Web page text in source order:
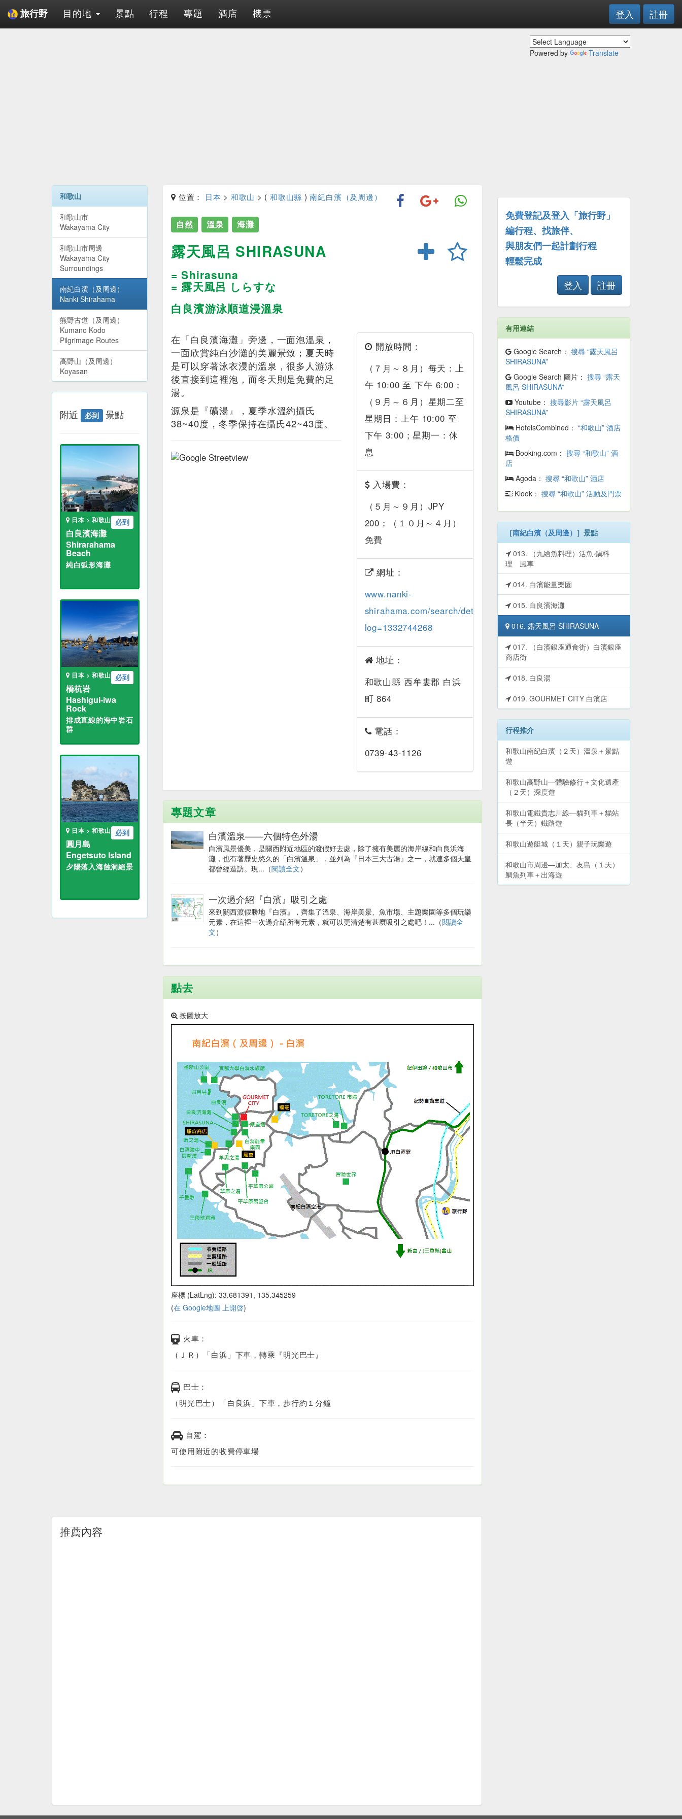
旅行野 目的地 景點 行程 專題 酒店 機票 登入 註冊
Powered by Translate
和歌山
和歌山市
Wakayama City
和歌山市周邊
Wakayama City
Surroundings
南紀白濱（及周邊）
Nanki Shirahama
熊野古道（及周邊）
Kumano Kodo
Pilgrimage Routes
高野山（及周邊）
Koyasan
附近 必到 景點
必到
日本 > 和歌山
白良濱海灘
Shirarahama
Beach
純白弧形海灘
必到
日本 > 和歌山
橋杭岩
Hashigui-iwa
Rock
排成直線的海中岩石
群
必到
日本 > 和歌山
圓月島
Engetsuto Island
夕陽落入海蝕洞絕景
位置： 日本 > 和歌山 > (和歌山縣 )南紀白濱（及周邊）
自然 溫泉 海灘
露天風呂 SHIRASUNA
= Shirasuna
= 露天風呂 しらすな
白良濱游泳順道浸溫泉
在「白良濱海灘」旁邊，一面泡溫泉，
一面欣賞純白沙灘的美麗景致；夏天時
是可以穿著泳衣浸的溫泉，很多人游泳
後直接到這裡泡，而冬天則是免費的足
湯。
源泉是『礦湯』，夏季水溫約攝氏
38~40度，冬季保持在攝氏42~43度。
開放時間：
（７月～８月）每天：上
午 10:00 至 下午 6:00；
（９月～６月）星期二至
星期日：上午 10:00 至
下午 3:00；星期一：休
息
入場費：
（５月～９月）JPY
200；（１０月～４月）
免費
網址：
www.nanki-
shirahama.com/search/details.php?
log=1332744268
地址：
和歌山縣 西牟婁郡 白浜
町 864
電話：
0739-43-1126
專題文章
白濱溫泉——六個特色外湯
白濱風景優美，是關西附近地區的渡假好去處，除了擁有美麗的海岸線和白良浜海
灘，也有著歷史悠久的「白濱溫泉」，並列為『日本三大古湯』之一，就連多個天皇
都曾經造訪。現...（閱讀全文）
一次過介紹『白濱』吸引之處
來到關西渡假勝地『白濱』，齊集了溫泉、海岸美景、魚市場、主題樂園等多個玩樂
元素，在這裡一次過介紹所有元素，就可以更清楚有甚麼吸引之處吧！...（閱讀全
文）
點去
按圖放大
座標 (LatLng): 33.681391, 135.345259
(在 Google地圖 上開啓)
火車：
（ＪＲ）「白浜」下車，轉乘『明光巴士』
巴士：
（明光巴士）「白良浜」下車，步行約１分鐘
自駕：
可使用附近的收費停車場
推薦內容
免費登記及登入「旅行野」
編行程、找旅伴、
與朋友們一起計劃行程
輕鬆完成
登入
註冊
有用連結
Google Search： 搜尋 “露天風呂
SHIRASUNA”
Google Search 圖片： 搜尋 “露天
風呂 SHIRASUNA”
Youtube： 搜尋影片 “露天風呂
SHIRASUNA”
HotelsCombined： “和歌山” 酒店
格價
Booking.com： 搜尋 “和歌山” 酒
店
Agoda： 搜尋 “和歌山” 酒店
Klook： 搜尋 “和歌山” 活動及門票
［南紀白濱（及周邊） ］景點
013. （九繪魚料理）活魚‧鍋料
理 風車
014. 白濱能量樂園
015. 白良濱海灘
016. 露天風呂 SHIRASUNA
017. （白濱銀座通食街）白濱銀座
商店街
018. 白良湯
019. GOURMET CITY 白濱店
行程推介
和歌山南紀白濱（２天）溫泉＋景點
遊
和歌山高野山—體驗修行＋文化遺產
（２天）深度遊
和歌山電鐵貴志川線—貓列車＋貓站
長（半天）鐵路遊
和歌山遊艇城（１天）親子玩樂遊
和歌山市周邊—加太、友島（１天）
鯛魚列車＋出海遊